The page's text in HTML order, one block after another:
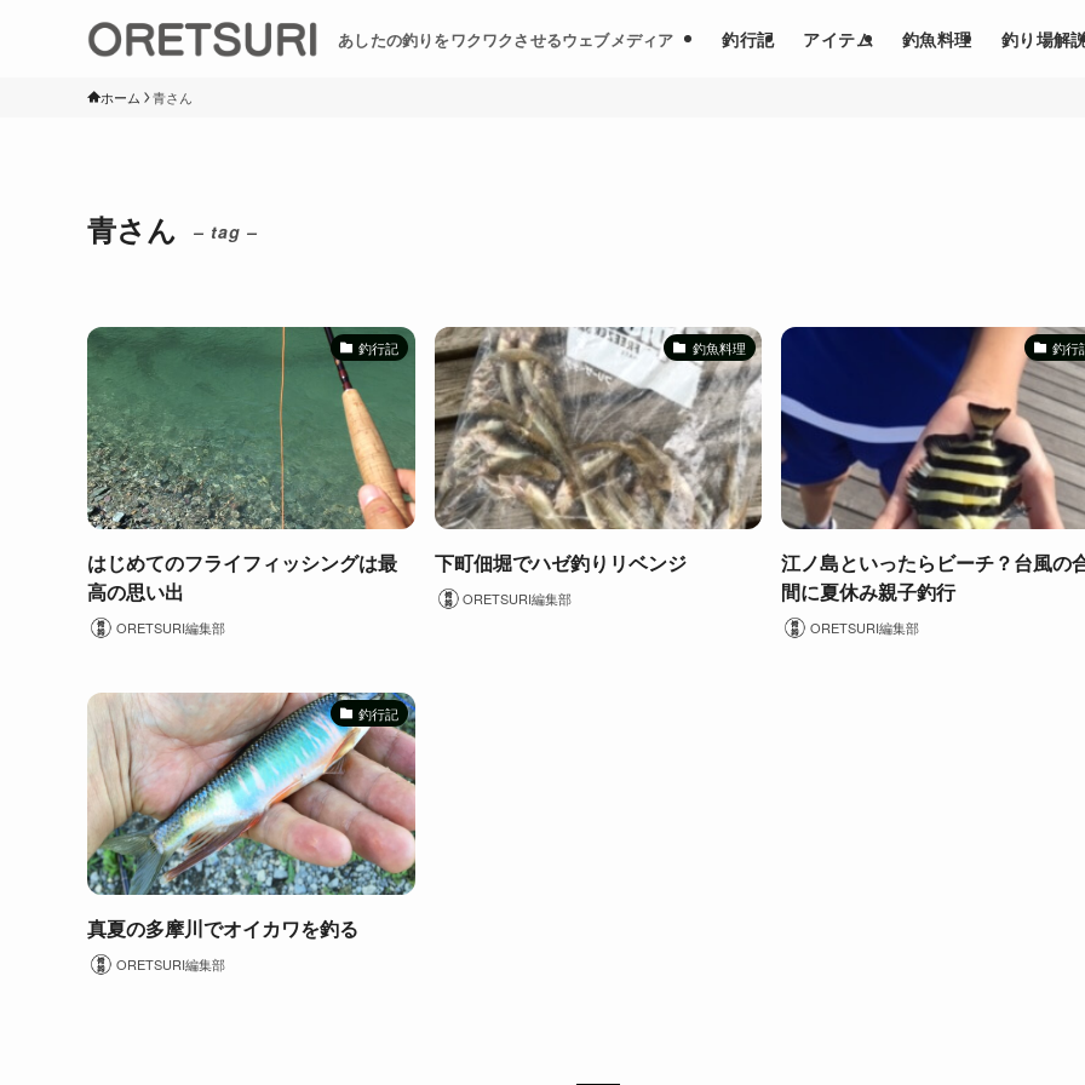
あしたの釣りをワクワクさせるウェブメディア 釣行記 アイテム 釣魚料理 釣り場解
ホーム 青さん
青さん – tag –
釣行記
はじめてのフライフィッシングは最
高の思い出
ORETSURI編集部
釣魚料理
下町佃堀でハゼ釣りリベンジ
ORETSURI編集部
釣行
江ノ島といったらビーチ？台風の
間に夏休み親子釣行
ORETSURI編集部
釣行記
真夏の多摩川でオイカワを釣る
ORETSURI編集部